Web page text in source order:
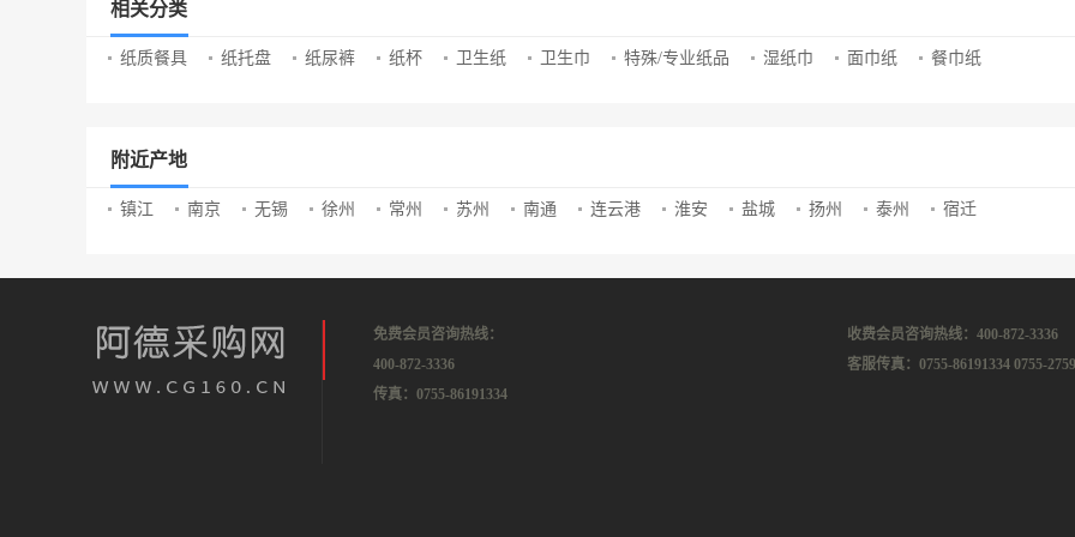
相关分类
纸质餐具 纸托盘 纸尿裤 纸杯 卫生纸 卫生巾 特殊/专业纸品 湿纸巾 面巾纸 餐巾纸
附近产地
镇江 南京 无锡 徐州 常州 苏州 南通 连云港 淮安 盐城 扬州 泰州 宿迁
免费会员咨询热线：
400-872-3336
传真：0755-86191334
收费会员咨询热线：400-872-3336
客服传真：0755-86191334 0755-